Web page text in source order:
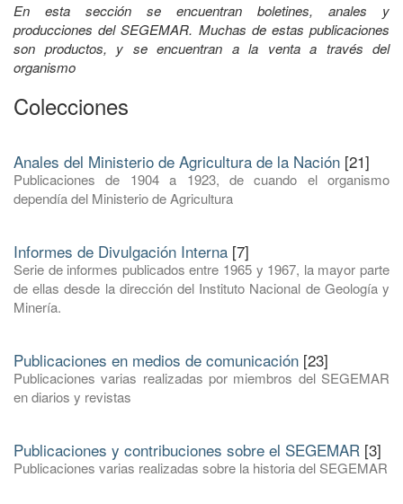
En esta sección se encuentran boletines, anales y
producciones del SEGEMAR. Muchas de estas publicaciones
son productos, y se encuentran a la venta a través del
organismo
Colecciones
Anales del Ministerio de Agricultura de la Nación [21]
Publicaciones de 1904 a 1923, de cuando el organismo
dependía del Ministerio de Agricultura
Informes de Divulgación Interna [7]
Serie de informes publicados entre 1965 y 1967, la mayor parte
de ellas desde la dirección del Instituto Nacional de Geología y
Minería.
Publicaciones en medios de comunicación [23]
Publicaciones varias realizadas por miembros del SEGEMAR
en diarios y revistas
Publicaciones y contribuciones sobre el SEGEMAR [3]
Publicaciones varias realizadas sobre la historia del SEGEMAR